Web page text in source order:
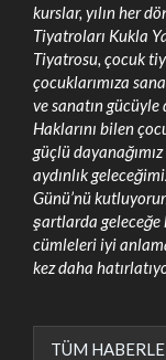
kurslar, yılın her
Tiyatroları Kukla
Tiyatrosu, çocuk
çocuklarımıza
ve sanatın gücüyle
Haklarını bilen
güçlü
aydınlık
Günü’nü
şartlarda geleceğe
cümleleri iyi
kez daha
TÜM